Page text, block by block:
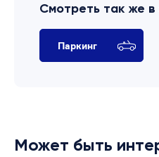
Смотреть так же
Паркинг
Может быть